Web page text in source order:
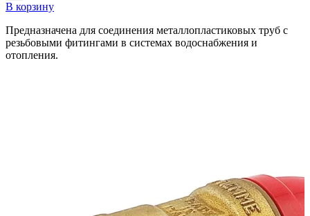
В корзину
Предназначена для соединения металлопластиковых труб с
резьбовыми фитингами в системах водоснабжения и
отопления.